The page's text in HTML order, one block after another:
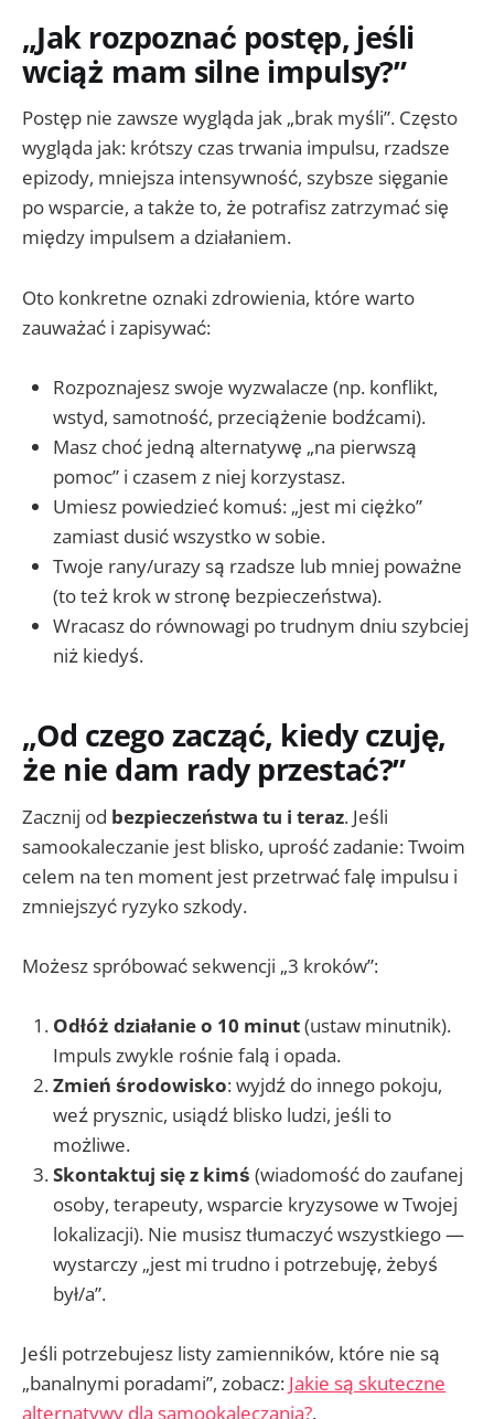
„Jak rozpoznać postęp, jeśli
wciąż mam silne impulsy?”
Postęp nie zawsze wygląda jak „brak myśli”. Często
wygląda jak: krótszy czas trwania impulsu, rzadsze
epizody, mniejsza intensywność, szybsze sięganie
po wsparcie, a także to, że potrafisz zatrzymać się
między impulsem a działaniem.
Oto konkretne oznaki zdrowienia, które warto
zauważać i zapisywać:
Rozpoznajesz swoje wyzwalacze (np. konflikt,
wstyd, samotność, przeciążenie bodźcami).
Masz choć jedną alternatywę „na pierwszą
pomoc” i czasem z niej korzystasz.
Umiesz powiedzieć komuś: „jest mi ciężko”
zamiast dusić wszystko w sobie.
Twoje rany/urazy są rzadsze lub mniej poważne
(to też krok w stronę bezpieczeństwa).
Wracasz do równowagi po trudnym dniu szybciej
niż kiedyś.
„Od czego zacząć, kiedy czuję,
że nie dam rady przestać?”
Zacznij od bezpieczeństwa tu i teraz. Jeśli
samookaleczanie jest blisko, uprość zadanie: Twoim
celem na ten moment jest przetrwać falę impulsu i
zmniejszyć ryzyko szkody.
Możesz spróbować sekwencji „3 kroków”:
Odłóż działanie o 10 minut(ustaw minutnik).
Impuls zwykle rośnie falą i opada.
Zmień środowisko: wyjdź do innego pokoju,
weź prysznic, usiądź blisko ludzi, jeśli to
możliwe.
Skontaktuj się z kimś (wiadomość do zaufanej
osoby, terapeuty, wsparcie kryzysowe w Twojej
lokalizacji). Nie musisz tłumaczyć wszystkiego —
wystarczy „jest mi trudno i potrzebuję, żebyś
był/a”.
Jeśli potrzebujesz listy zamienników, które nie są
„banalnymi poradami”, zobacz: Jakie są skuteczne
alternatywy dla samookaleczania?.